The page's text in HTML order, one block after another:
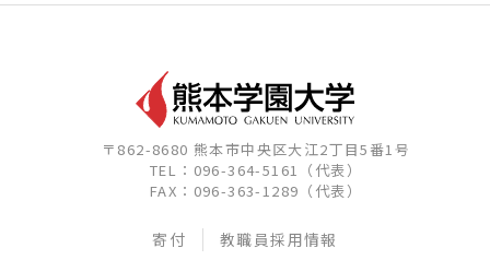
〒862-8680 熊本市中央区大江2丁目5番1号
TEL：096-364-5161（代表）
FAX：096-363-1289（代表）
寄付
教職員採用情報